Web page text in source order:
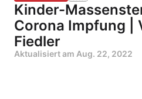
Kinder-
Corona Impfung |
Fiedler
Aktualisiert am Aug. 22, 2022